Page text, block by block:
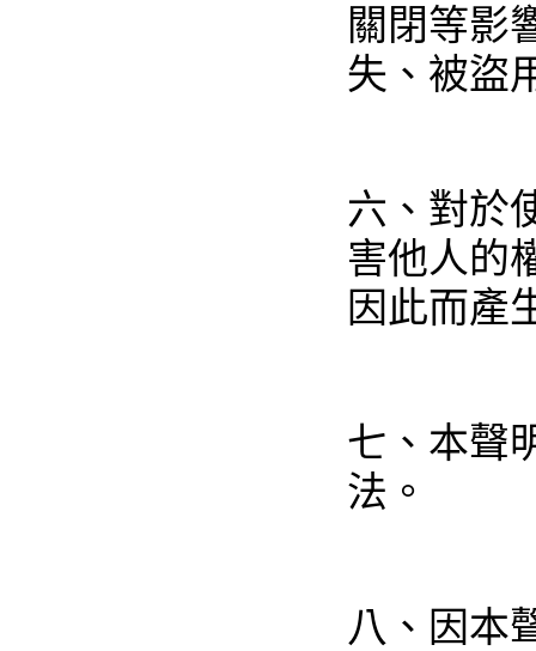
關閉等影
失、被盜
六、對於
害他人的
因此而產
七、本聲
法。
八、因本